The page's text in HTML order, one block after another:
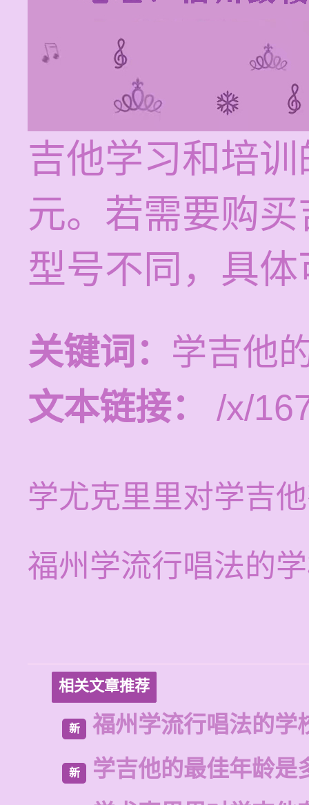
吉他学习和培
元。若需要购
型号不同，具
关键词： 学吉他
文本链接：
/x/
学尤克里里对学吉
福州学流行唱法的
相关文章推荐
新 福州学流行唱法的学
新
学吉他的最佳年龄是